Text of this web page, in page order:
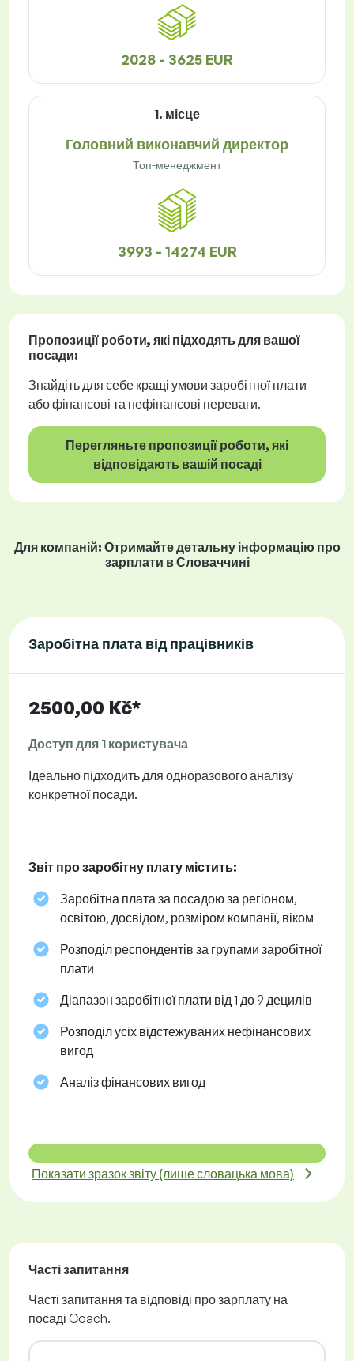
2028 - 3625 EUR
1. місце
Головний виконавчий директор
Топ-менеджмент
3993 - 14274 EUR
Пропозиції роботи, які підходять для вашої
посади:
Знайдіть для себе кращі умови заробітної плати
або фінансові та нефінансові переваги.
Перегляньте пропозиції роботи, які
відповідають вашій посаді
Для компаній: Отримайте детальну інформацію про
зарплати в Словаччині
Заробітна плата від працівників
2500,00 Kč*
Доступ для 1 користувача
Ідеально підходить для одноразового аналізу
конкретної посади.
Звіт про заробітну плату містить:
Заробітна плата за посадою за регіоном,
освітою, досвідом, розміром компанії, віком
Розподіл респондентів за групами заробітної
плати
Діапазон заробітної плати від 1 до 9 децилів
Розподіл усіх відстежуваних нефінансових
вигод
Аналіз фінансових вигод
Показати зразок звіту (лише словацька мова)
Часті запитання
Часті запитання та відповіді про зарплату на
посаді Coach.